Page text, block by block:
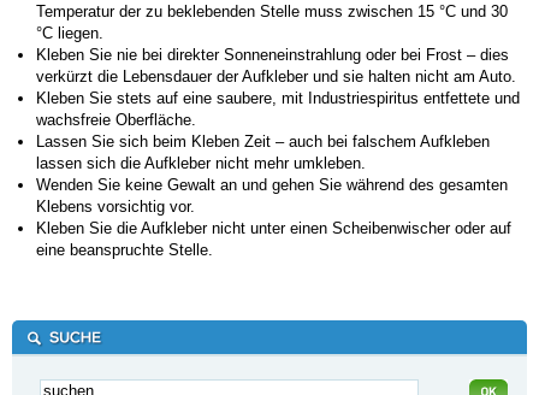
Temperatur der zu beklebenden Stelle muss zwischen 15 °C und 30
°C liegen.
Kleben Sie nie bei direkter Sonneneinstrahlung oder bei Frost – dies
verkürzt die Lebensdauer der Aufkleber und sie halten nicht am Auto.
Kleben Sie stets auf eine saubere, mit Industriespiritus entfettete und
wachsfreie Oberfläche.
Lassen Sie sich beim Kleben Zeit – auch bei falschem Aufkleben
lassen sich die Aufkleber nicht mehr umkleben.
Wenden Sie keine Gewalt an und gehen Sie während des gesamten
Klebens vorsichtig vor.
Kleben Sie die Aufkleber nicht unter einen Scheibenwischer oder auf
eine beanspruchte Stelle.